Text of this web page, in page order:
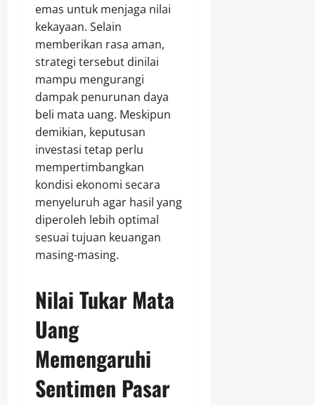
emas untuk menjaga nilai
kekayaan. Selain
memberikan rasa aman,
strategi tersebut dinilai
mampu mengurangi
dampak penurunan daya
beli mata uang. Meskipun
demikian, keputusan
investasi tetap perlu
mempertimbangkan
kondisi ekonomi secara
menyeluruh agar hasil yang
diperoleh lebih optimal
sesuai tujuan keuangan
masing-masing.
Nilai Tukar Mata
Uang
Memengaruhi
Sentimen Pasar